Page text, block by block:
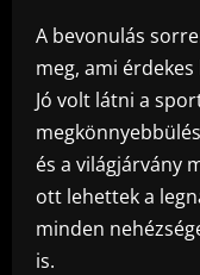
A bevonulás
meg, ami
Jó volt látni a
és a világjárvány
ott lehettek a
minden
is.